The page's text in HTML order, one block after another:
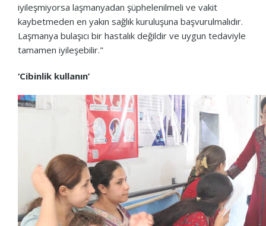
iyileşmiyorsa laşmanyadan şüphelenilmeli ve vakit
kaybetmeden en yakın sağlık kuruluşuna başvurulmalıdır.
Laşmanya bulaşıcı bir hastalık değildir ve uygun tedaviyle
tamamen iyileşebilir."
‘Cibinlik kullanın’